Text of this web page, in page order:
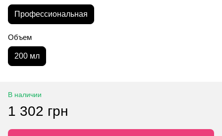
Профессиональная
Объем
200 мл
В наличии
1 302 грн